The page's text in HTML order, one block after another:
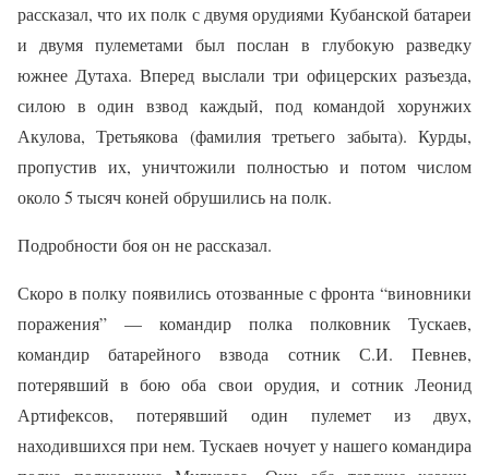
рассказал, что их полк с двумя орудиями Кубанской батареи
и двумя пулеметами был послан в глубокую разведку
южнее Дутаха. Вперед выслали три офицерских разъезда,
силою в один взвод каждый, под командой хорунжих
Акулова, Третьякова (фамилия третьего забыта). Курды,
пропустив их, уничтожили полностью и потом числом
около 5 тысяч коней обрушились на полк.
Подробности боя он не рассказал.
Скоро в полку появились отозванные с фронта “виновники
поражения” — командир полка полковник Тускаев,
командир батарейного взвода сотник С.И. Певнев,
потерявший в бою оба свои орудия, и сотник Леонид
Артифексов, потерявший один пулемет из двух,
находившихся при нем. Тускаев ночует у нашего командира